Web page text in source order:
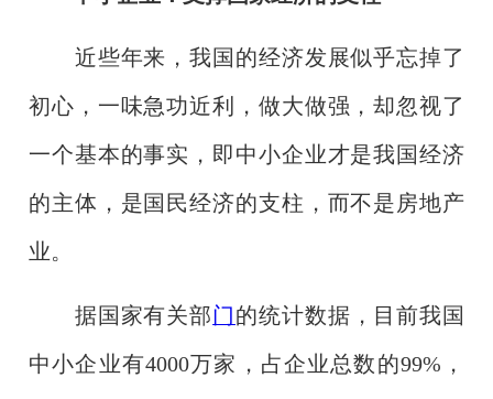
近些年来，我国的经济发展似乎忘掉了
初心，一味急功近利，做大做强，却忽视了
一个基本的事实，即中小企业才是我国经济
的主体，是国民经济的支柱，而不是房地产
业。
据国家有关部门的统计数据，目前我国
中小企业有4000万家，占企业总数的99%，